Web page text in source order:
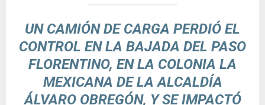
UN CAMIÓN DE CARGA PERDIÓ EL
CONTROL EN LA BAJADA DEL PASO
FLORENTINO, EN LA COLONIA LA
MEXICANA DE LA ALCALDÍA
ÁLVARO OBREGÓN, Y SE IMPACTÓ